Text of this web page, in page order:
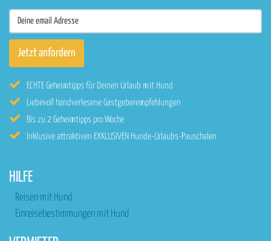
ECHTE Geheimtipps für Deinen Urlaub mit Hund
Liebevoll handverlesene Gastgeberempfehlungen
Bis zu 2 Geheimtipps pro Woche
Inklusive attraktiven EXKLUSIVEN Hunde-Urlaubs-Pauschalen
HILFE
Reisen mit Hund
Einreisebestimmungen mit Hund